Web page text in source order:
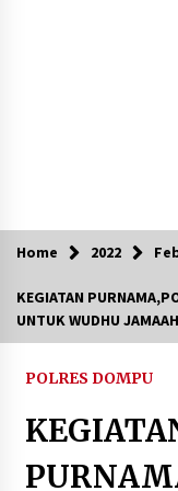
Jadi
2
Bupati Ady Tak
2
Home 2022
KEGIATAN
UNTUK WUDHU
POLRES DOMPU